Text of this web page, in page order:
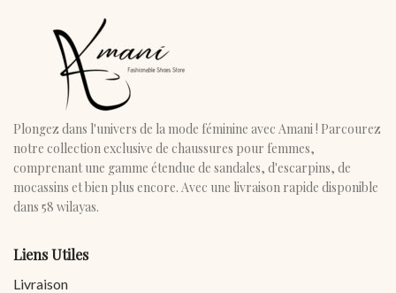
Plongez dans l'univers de la mode féminine avec Amani ! Parcourez
notre collection exclusive de chaussures pour femmes,
comprenant une gamme étendue de sandales, d'escarpins, de
mocassins et bien plus encore. Avec une livraison rapide disponible
dans 58 wilayas.
Liens Utiles
Livraison